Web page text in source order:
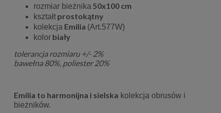
rozmiar bieżnika 50x100 cm
kształt prostokątny
kolekcja Emilia (Art.577W)
kolor biały
tolerancja rozmiaru +/- 2%
bawełna 80%, poliester 20%
Emilia to harmonijna i sielska kolekcja obrusów i
bieżników.